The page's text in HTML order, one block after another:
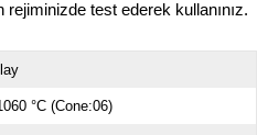
rejiminizde test ederek kullanınız.
°C (Cone:06)